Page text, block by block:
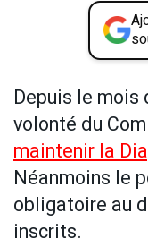
Depuis le mois
volonté du
maintenir la
Néanmoins le
obligatoire au
inscrits.